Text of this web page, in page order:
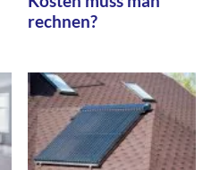
rechnen?